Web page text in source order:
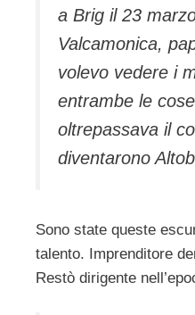
a Brig il 23
Valcamonica,
volevo vedere i
entrambe le
oltrepassava il
diventarono
Sono state queste
talento. Imprenditore
Restò dirigente